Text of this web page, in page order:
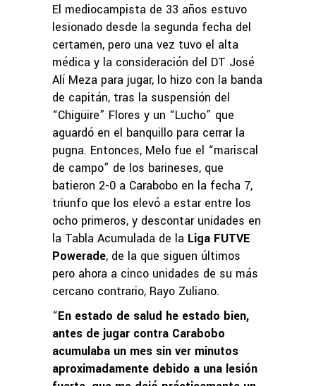
El mediocampista de 33 años estuvo
lesionado desde la segunda fecha del
certamen, pero una vez tuvo el alta
médica y la consideración del DT José
Alí Meza para jugar, lo hizo con la banda
de capitán, tras la suspensión del
“Chigüire” Flores y un “Lucho” que
aguardó en el banquillo para cerrar la
pugna. Entonces, Melo fue el “mariscal
de campo” de los barineses, que
batieron 2-0 a Carabobo en la fecha 7,
triunfo que los elevó a estar entre los
ocho primeros, y descontar unidades en
la Tabla Acumulada de la Liga FUTVE
Powerade, de la que siguen últimos
pero ahora a cinco unidades de su más
cercano contrario, Rayo Zuliano.
“En estado de salud he estado bien,
antes de jugar contra Carabobo
acumulaba un mes sin ver minutos
aproximadamente debido a una lesión